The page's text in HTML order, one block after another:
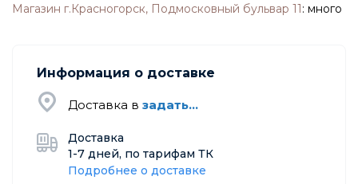
Магазин г.Красногорск, Подмосковный бульвар 11: много
Информация о доставке
Доставка в задать...
Доставка
1-7 дней, по тарифам ТК
Подробнее о доставке